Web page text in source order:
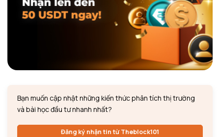
Bạn muốn cập nhật những kiến thức phân tích thị trường
và bài học đầu tư nhanh nhất?
Đăng ký nhận tin từ Theblock101